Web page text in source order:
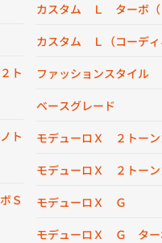
ト
ト
Ｓ
カスタム Ｌ ターボ（
カスタム Ｌ（コーディ
ファッションスタイル
ベースグレード
モデューロＸ ２トーン
モデューロＸ ２トーン
モデューロＸ Ｇ
モデューロＸ Ｇ ター